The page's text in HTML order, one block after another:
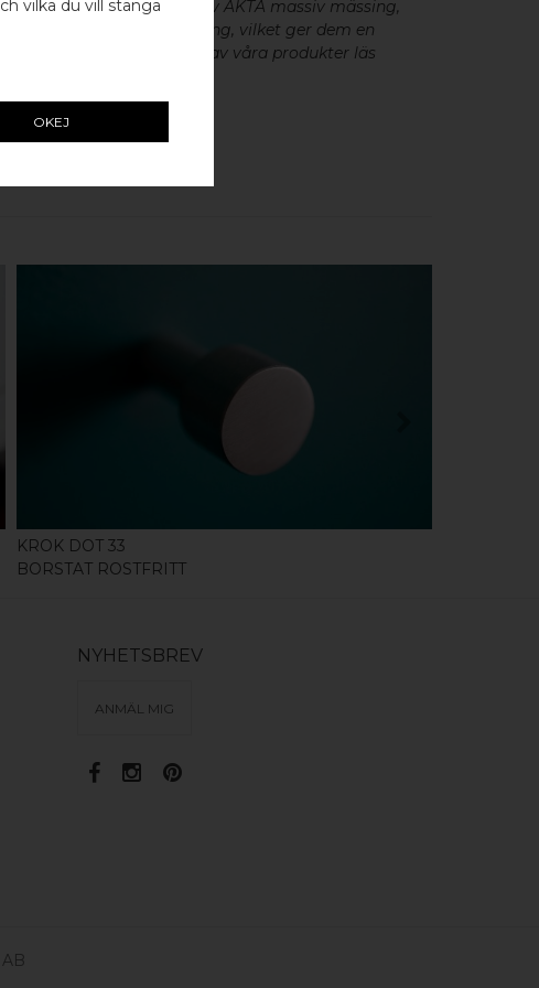
våra beslag är tillverkade av ÄKTA massiv mässing,
utan ytbehandling, vilket ger dem en
patina. För skötsel av våra produkter läs
KÖP
KROK DOT 33
BORSTAT ROSTFRITT
NYHETSBREV
ANMÄL MIG
vilka du vill stänga
OKEJ